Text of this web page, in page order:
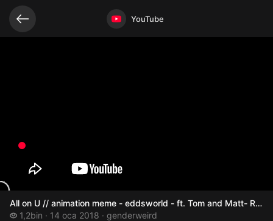
Video açık YouTube
All on U // animation meme - eddsworld - ft.
1,2bin
1,2 bin izleme14 oca 2018 genderweird
Bağlantılı videolar